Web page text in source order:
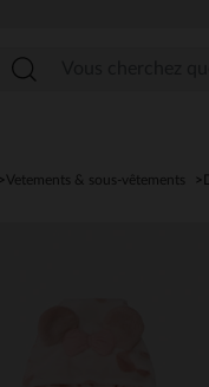
Vetements & sous-vêtements